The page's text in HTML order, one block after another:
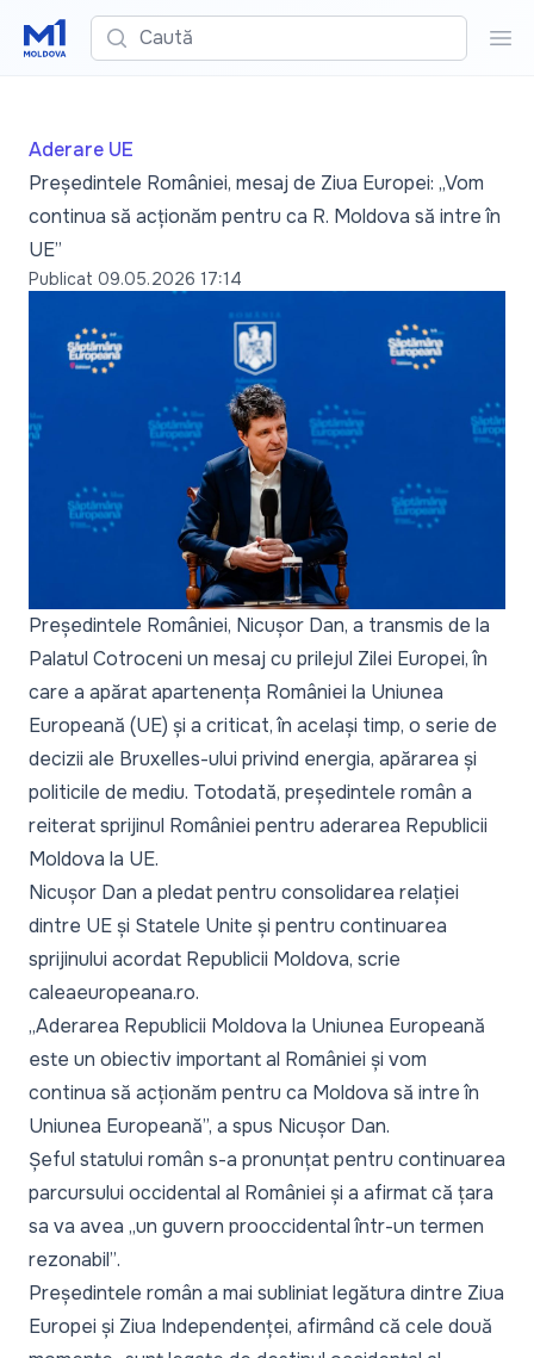
Caută
Aderare UE
Președintele României, mesaj de Ziua Europei: „Vom
continua să acționăm pentru ca R. Moldova să intre în
UE”
Publicat 09.05.2026 17:14
Președintele României, Nicușor Dan, a transmis de la
Palatul Cotroceni un mesaj cu prilejul Zilei Europei, în
care a apărat apartenența României la Uniunea
Europeană (UE) și a criticat, în același timp, o serie de
decizii ale Bruxelles-ului privind energia, apărarea și
politicile de mediu. Totodată, președintele român a
reiterat sprijinul României pentru aderarea Republicii
Moldova la UE.
Nicușor Dan a pledat pentru consolidarea relației
dintre UE și Statele Unite și pentru continuarea
sprijinului acordat Republicii Moldova, scrie
caleaeuropeana.ro.
„Aderarea Republicii Moldova la Uniunea Europeană
este un obiectiv important al României și vom
continua să acționăm pentru ca Moldova să intre în
Uniunea Europeană”, a spus Nicușor Dan.
Șeful statului român s-a pronunțat pentru continuarea
parcursului occidental al României și a afirmat că țara
sa va avea „un guvern prooccidental într-un termen
rezonabil”.
Președintele român a mai subliniat legătura dintre Ziua
Europei și Ziua Independenței, afirmând că cele două